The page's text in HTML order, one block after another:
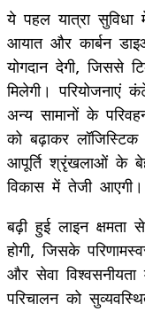
ये पहल यात्रा
आयात और कार्बन
योगदान देगी,
मिलेगी।
अन्य सामानों के
को बढ़ाकर
आपूर्ति श्रृंखलाओं के
विकास में तेजी आएगी।
बढ़ी हुई लाइन क्षमता
होगी, जिसके
और सेवा
परिचालन को